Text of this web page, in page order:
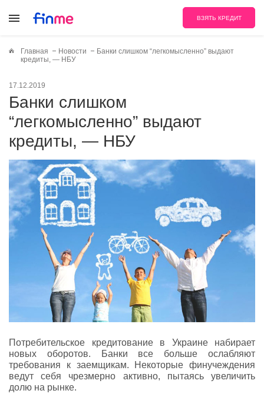
ВЗЯТЬ КРЕДИТ
Главная Новости
Банки слишком “легкомысленно” выдают
кредиты, — НБУ
17.12.2019
Банки слишком
“легкомысленно” выдают
кредиты, — НБУ
Потребительское кредитование в Украине набирает
новых оборотов. Банки все больше ослабляют
требования к заемщикам. Некоторые финучеждения
ведут себя чрезмерно активно, пытаясь увеличить
долю на рынке.